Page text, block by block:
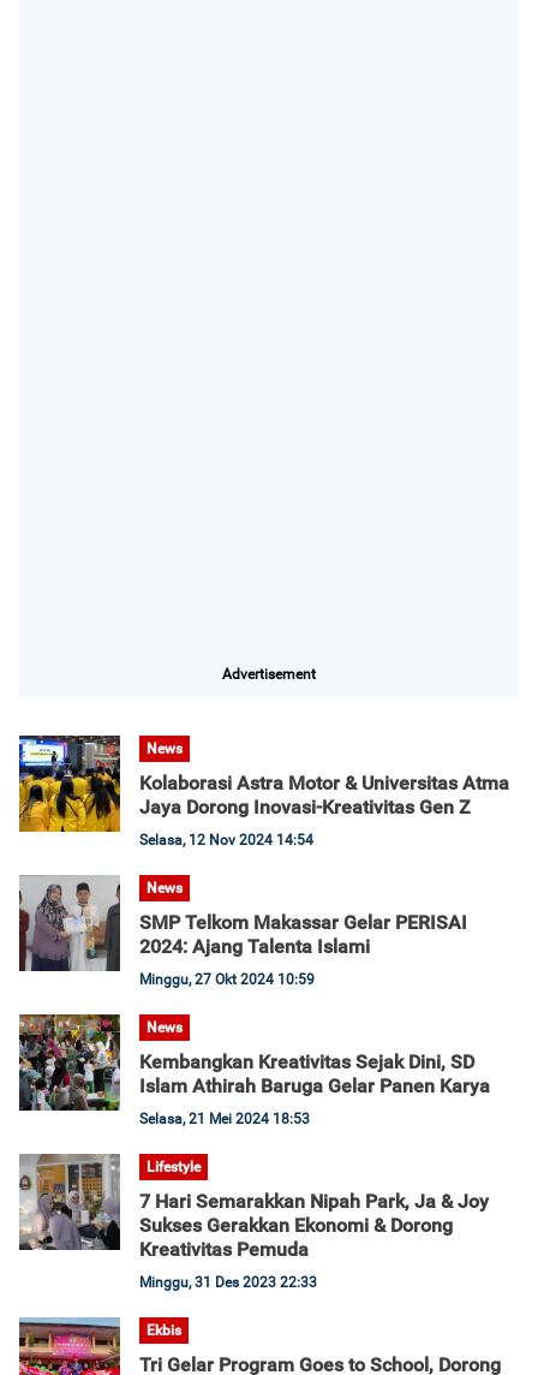
Advertisement
News
Kolaborasi Astra Motor & Universitas Atma
Jaya Dorong Inovasi-Kreativitas Gen Z
Selasa, 12 Nov 2024 14:54
News
SMP Telkom Makassar Gelar PERISAI
2024: Ajang Talenta Islami
Minggu, 27 Okt 2024 10:59
News
Kembangkan Kreativitas Sejak Dini, SD
Islam Athirah Baruga Gelar Panen Karya
Selasa, 21 Mei 2024 18:53
Lifestyle
7 Hari Semarakkan Nipah Park, Ja & Joy
Sukses Gerakkan Ekonomi & Dorong
Kreativitas Pemuda
Minggu, 31 Des 2023 22:33
Ekbis
Tri Gelar Program Goes to School, Dorong